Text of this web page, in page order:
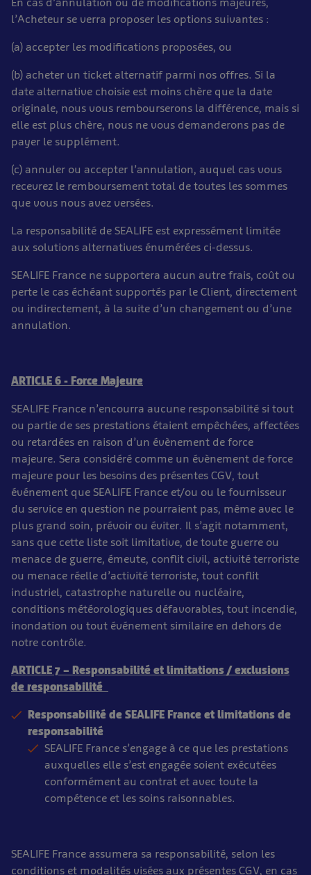
l’Acheteur se verra proposer les options suivantes :
(a) accepter les modifications proposées, ou
(b) acheter un ticket alternatif parmi nos offres. Si la
date alternative choisie est moins chère que la date
originale, nous vous rembourserons la différence, mais si
elle est plus chère, nous ne vous demanderons pas de
payer le supplément.
(c) annuler ou accepter l’annulation, auquel cas vous
recevrez le remboursement total de toutes les sommes
que vous nous avez versées.
La responsabilité de SEALIFE est expressément limitée
aux solutions alternatives énumérées ci-dessus.
SEALIFE France ne supportera aucun autre frais, coût ou
perte le cas échéant supportés par le Client, directement
ou indirectement, à la suite d’un changement ou d’une
annulation.
ARTICLE 6 - Force Majeure
SEALIFE France n’encourra aucune responsabilité si tout
ou partie de ses prestations étaient empêchées, affectées
ou retardées en raison d’un évènement de force
majeure. Sera considéré comme un évènement de force
majeure pour les besoins des présentes CGV, tout
événement que SEALIFE France et/ou ou le fournisseur
du service en question ne pourraient pas, même avec le
plus grand soin, prévoir ou éviter. Il s’agit notamment,
sans que cette liste soit limitative, de toute guerre ou
menace de guerre, émeute, conflit civil, activité terroriste
ou menace réelle d’activité terroriste, tout conflit
industriel, catastrophe naturelle ou nucléaire,
conditions météorologiques défavorables, tout incendie,
inondation ou tout événement similaire en dehors de
notre contrôle.
ARTICLE 7 – Responsabilité et limitations / exclusions
de responsabilité
Responsabilité de SEALIFE France et limitations de
responsabilité
SEALIFE France s’engage à ce que les prestations
auxquelles elle s’est engagée soient exécutées
conformément au contrat et avec toute la
compétence et les soins raisonnables.
SEALIFE France assumera sa responsabilité, selon les
conditions et modalités visées aux présentes CGV, en cas